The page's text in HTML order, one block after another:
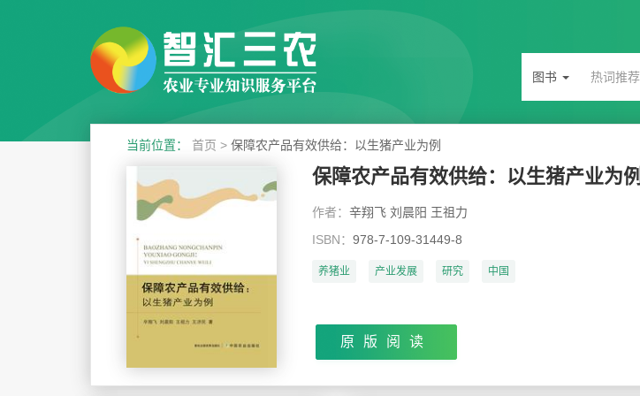
图书
当前位置： 首页 > 保障农产品有效供给：以生猪产业为例
保障农产品有效供给：以生猪产业为例
作者： 辛翔飞 刘晨阳 王祖力
ISBN： 978-7-109-31449-8
养猪业 产业发展 研究 中国
原版阅读